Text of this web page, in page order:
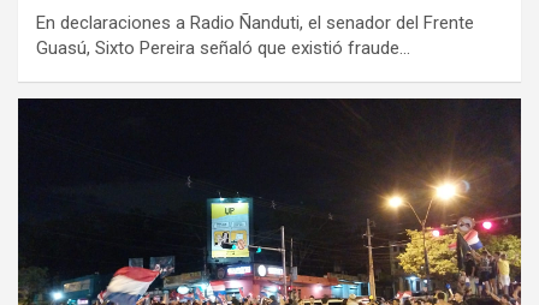
En declaraciones a Radio Ñanduti, el senador del Frente
Guasú, Sixto Pereira señaló que existió fraude…